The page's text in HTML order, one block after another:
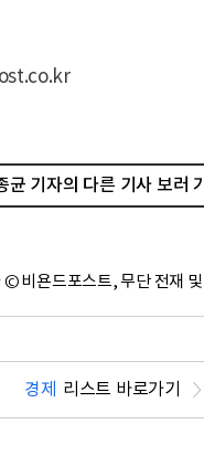
균 기자의 다른 기사 보러
© 비욘드포스트, 무단 전재
경제 리스트 바로가기